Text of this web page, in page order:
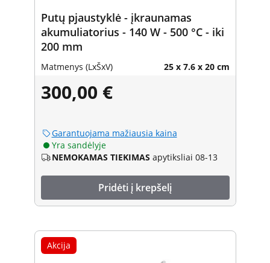
Putų pjaustyklė - įkraunamas
akumuliatorius - 140 W - 500 °C - iki
200 mm
Matmenys (LxŠxV) 25 x 7.6 x 20 cm
300,00 €
Garantuojama mažiausia kaina
Yra sandėlyje
NEMOKAMAS TIEKIMAS apytiksliai 08-13
Pridėti į krepšelį
Akcija